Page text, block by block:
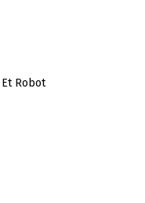
Robot